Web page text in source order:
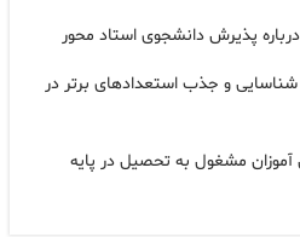
پذیرش دانشجوی استاد محور
و جذب استعدادهای برتر در
آموزان مشغول به تحصیل در پایه